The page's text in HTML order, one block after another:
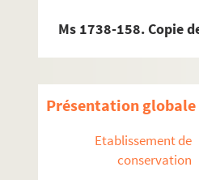
Ms 1738-158. Copie
Présentation
Etablissement de
conservation
Ms 1738-141.
Ms 1738-144.
Ms 1738-146. Copie
Ms 1738-147.